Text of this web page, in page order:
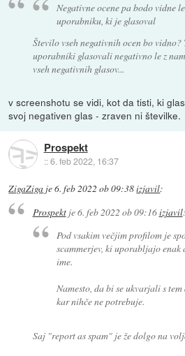
Negativne ocene pa bodo vidne
uporabniku, ki je glasoval
Število vseh negativnih ocen bo
uporabniki glasovali negativno le z
vseh negativnih glasov...
v screenshotu se vidi, kot da tisti, ki
svoj negativen glas - zraven ni številke.
Prospekt
::6. feb 2022, 16:37
ZigaZiga je6. feb 2022 ob 09:38izjavil:
Prospektje6. feb 2022 ob 09:16izjavil:
Pod vsakim večjim profilom je
scammerjev, ki uporabljajo
ime.
Namesto, da bi se ukvarjali s
kar nihče ne potrebuje.
Saj "report as spam" je že dolgo na